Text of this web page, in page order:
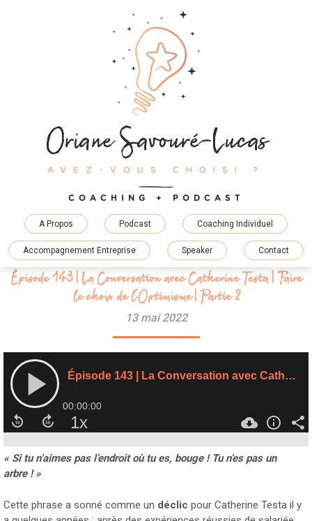
Oriane Savouré-Lucas
AVEZ-VOUS CHOISI ?
COACHING + PODCAST
A Propos Podcast Coaching Individuel
Accompagnement Entreprise Speaker Contact
Épisode 143 | La Conversation avec Catherine Testa | Faire
le choix de l’Optimisme | Partie 2
13 mai 2022
« Si tu n’aimes pas l’endroit où tu es, bouge ! Tu n’es pas un
arbre ! »
Cette phrase a sonné comme un déclic pour Catherine Testa il y